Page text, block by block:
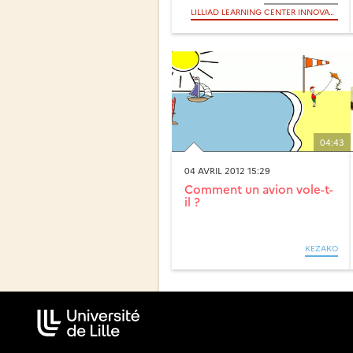
LILLIAD LEARNING CENTER INNOVATION
04:43
04 AVRIL 2012 15:29
Comment un avion vole-t-
il ?
KEZAKO